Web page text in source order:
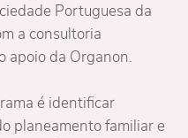
Portuguesa da
a consultoria
apoio da Organon.
é identificar
planeamento familiar e